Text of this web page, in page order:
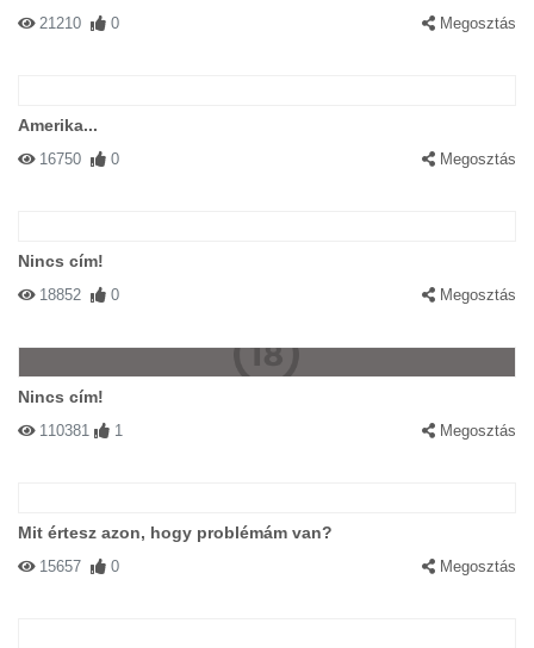
21210 0 Megosztás
Amerika...
16750 0 Megosztás
Nincs cím!
18852 0 Megosztás
Nincs cím!
110381 1 Megosztás
Mit értesz azon, hogy problémám van?
15657 0 Megosztás